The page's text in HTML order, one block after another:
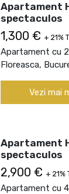
Apartament
spectaculos
1,300 € + 21%
Apartament cu
Floreasca,
Vezi mai
Apartament
spectaculos
2,900 € + 21%
Apartament cu